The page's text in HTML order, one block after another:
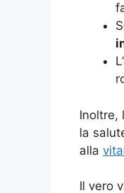
Inoltre,
la
alla
Il vero